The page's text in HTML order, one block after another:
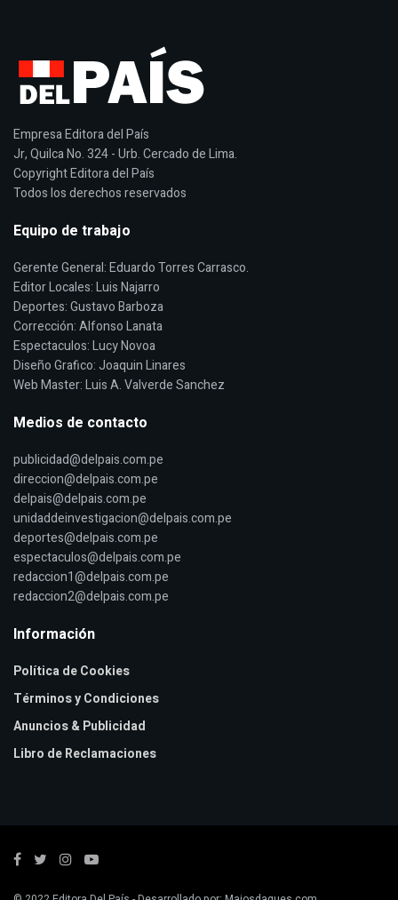
Empresa Editora del País
Jr, Quilca No. 324 - Urb. Cercado de Lima.
Copyright Editora del País
Todos los derechos reservados
Equipo de trabajo
Gerente General: Eduardo Torres Carrasco.
Editor Locales: Luis Najarro
Deportes: Gustavo Barboza
Corrección: Alfonso Lanata
Espectaculos: Lucy Novoa
Diseño Grafico: Joaquin Linares
Web Master: Luis A. Valverde Sanchez
Medios de contacto
publicidad@delpais.com.pe
direccion@delpais.com.pe
delpais@delpais.com.pe
unidaddeinvestigacion@delpais.com.pe
deportes@delpais.com.pe
espectaculos@delpais.com.pe
redaccion1@delpais.com.pe
redaccion2@delpais.com.pe
Información
Política de Cookies
Términos y Condiciones
Anuncios & Publicidad
Libro de Reclamaciones